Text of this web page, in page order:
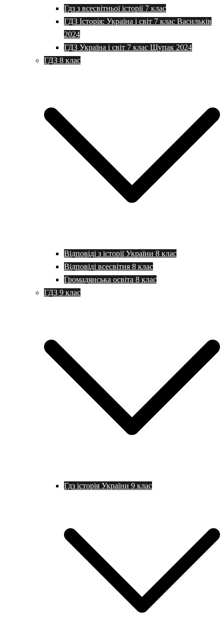
Гдз з всесвітньої історії 7 клас
ГДЗ Історія: Україна і світ 7 клас Васильків
2024
ГДЗ Україна і світ 7 клас Щупак 2024
ГДЗ 8 клас
Відповіді з історії України 8 клас
Відповіді всесвітня 8 клас
Громадянська освіта 8 клас
ГДЗ 9 клас
Гдз історія України 9 клас